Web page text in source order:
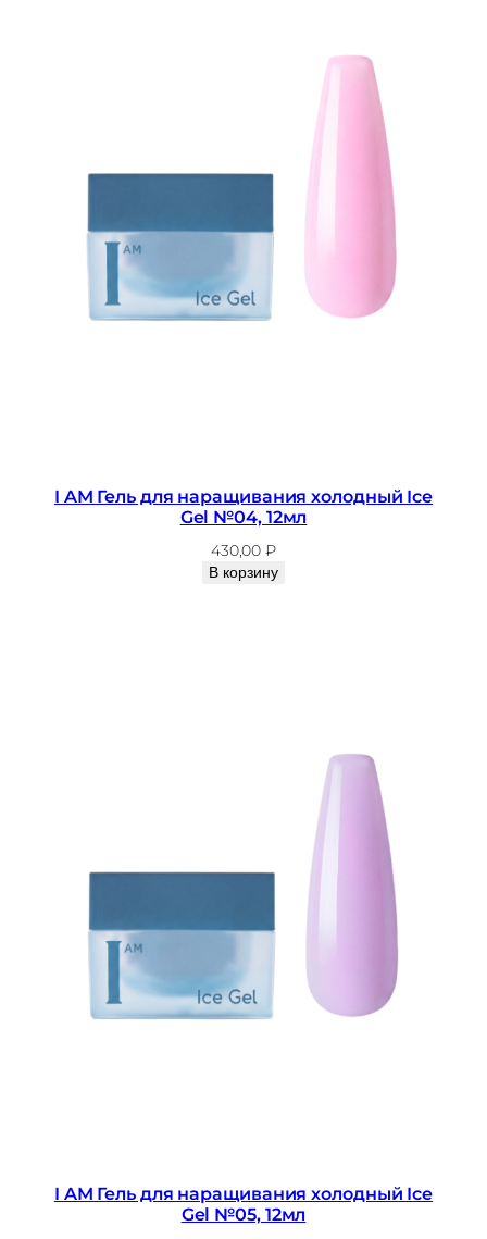
I AM Гель для наращивания холодный Ice
Gel №04, 12мл
430,00₽
В корзину
I AM Гель для наращивания холодный Ice
Gel №05, 12мл